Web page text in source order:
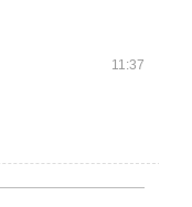
11:37